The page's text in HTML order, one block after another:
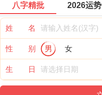
八字精批 2026运势
姓 名
性 别 男 女
生 日